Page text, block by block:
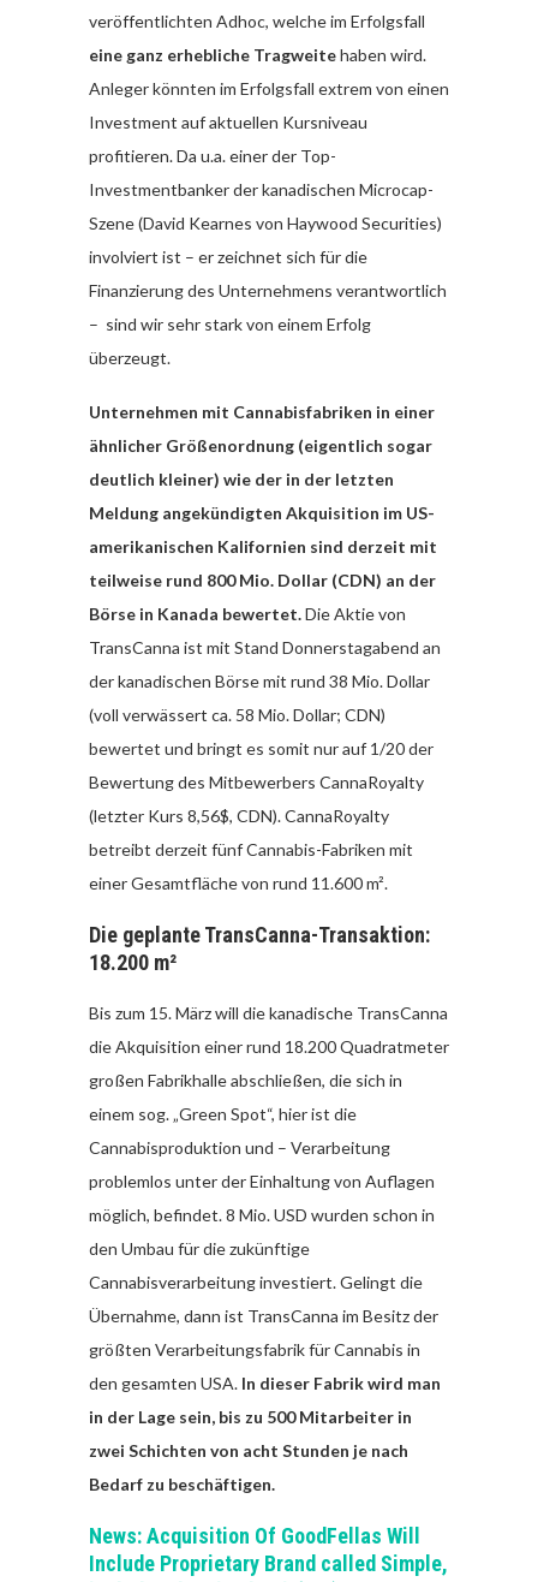
veröffentlichten Adhoc, welche im Erfolgsfall
eine ganz erhebliche Tragweitehaben wird.
Anleger könnten im Erfolgsfall extrem von einen
Investment auf aktuellen Kursniveau
profitieren. Da u.a. einer der Top-
Investmentbanker der kanadischen Microcap-
Szene (David Kearnes von Haywood Securities)
involviert ist – er zeichnet sich für die
Finanzierung des Unternehmens verantwortlich
– sind wir sehr stark von einem Erfolg
überzeugt.
Unternehmen mit Cannabisfabriken in einer
ähnlicher Größenordnung (eigentlich sogar
deutlich kleiner) wie der in der letzten
Meldung angekündigten Akquisition im US-
amerikanischen Kalifornien sind derzeit mit
teilweise rund 800 Mio. Dollar (CDN) an der
Börse in Kanada bewertet.Die Aktie von
TransCanna ist mit Stand Donnerstagabend an
der kanadischen Börse mit rund 38 Mio. Dollar
(voll verwässert ca. 58 Mio. Dollar; CDN)
bewertet und bringt es somit nur auf 1/20 der
Bewertung des Mitbewerbers CannaRoyalty
(letzter Kurs 8,56$, CDN). CannaRoyalty
betreibt derzeit fünf Cannabis-Fabriken mit
einer Gesamtfläche von rund 11.600 m².
Die geplante TransCanna-Transaktion:
18.200 m²
Bis zum 15. März will die kanadische TransCanna
die Akquisition einer rund 18.200 Quadratmeter
großen Fabrikhalle abschließen, die sich in
einem sog. „Green Spot“, hier ist die
Cannabisproduktion und – Verarbeitung
problemlos unter der Einhaltung von Auflagen
möglich, befindet. 8 Mio. USD wurden schon in
den Umbau für die zukünftige
Cannabisverarbeitung investiert. Gelingt die
Übernahme, dann ist TransCanna im Besitz der
größten Verarbeitungsfabrik für Cannabis in
den gesamten USA. In dieser Fabrik wird man
in der Lage sein, bis zu 500 Mitarbeiter in
zwei Schichten von acht Stunden je nach
Bedarf zu beschäftigen.
News: Acquisition Of GoodFellas Will
Include Proprietary Brand called Simple,